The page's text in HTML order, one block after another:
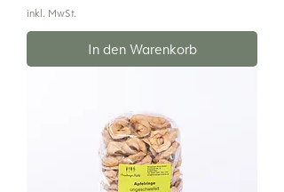
inkl. MwSt.
In den Warenkorb